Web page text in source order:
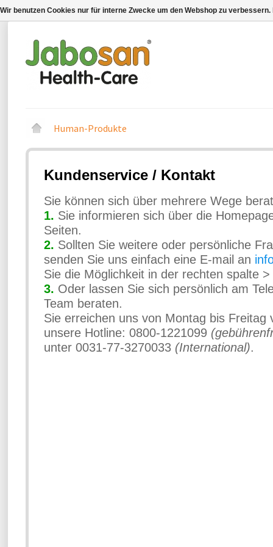
Human-Produkte
Kundenservice / Kontakt
Sie können sich über mehrere Wege
1. Sie informieren sich über die
Seiten.
2. Sollten Sie weitere oder persönliche
senden Sie uns einfach eine E-mail an
Sie die Möglichkeit in der rechten spalte >
3. Oder lassen Sie sich persönlich am
Team beraten.
Sie erreichen uns von Montag bis Freitag
unsere Hotline: 0800-1221099
unter 0031-77-3270033 (International).
Wir benutzen Cookies nur für interne Zwecke um den Webshop zu